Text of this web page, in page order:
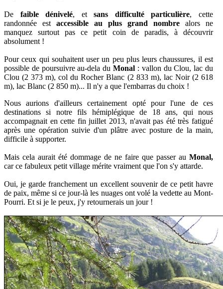
De faible dénivelé, etsans difficulté particulière, cette
randonnée est accessible au plus grand nombre alors ne
manquez surtout pas ce petit coin de paradis, à découvrir
absolument !
Pour ceux qui souhaitent user un peu plus leurs chaussures, il est
possible de poursuivre au-dela duMonal : vallon du Clou, lac du
Clou (2 373 m), col du Rocher Blanc (2 833 m), lac Noir (2 618
m), lac Blanc (2 850 m)... Il n'y a que l'embarras du choix !
Nous aurions d'ailleurs certainement opté pour l'une de ces
destinations si notre fils hémiplégique de 18 ans, qui nous
accompagnait en cette fin juillet 2013, n'avait pas été très fatigué
après une opération suivie d'un plâtre avec posture de la main,
difficile à supporter.
Mais cela aurait été dommage de ne faire que passer au Monal,
car ce fabuleux petit village mérite vraiment que l'on s'y attarde.
Oui, je garde franchement un excellent souvenir de ce petit havre
de paix, même si ce jour-là les nuages ont volé la vedette au Mont-
Pourri. Et si je le peux, j'y retournerais un jour !